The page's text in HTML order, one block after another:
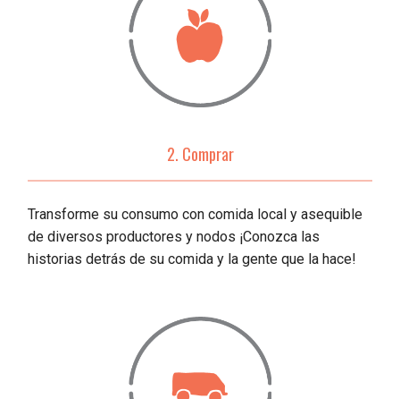
2. Comprar
Transforme su consumo con comida local y asequible
de diversos productores y nodos ¡Conozca las
historias detrás de su comida y la gente que la hace!